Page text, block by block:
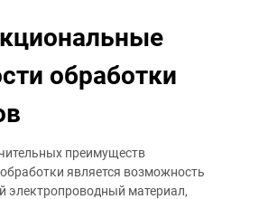
обработки
преимуществ
является возможность
электропроводный материал,